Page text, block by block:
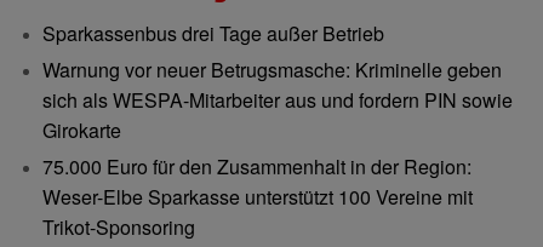
Sparkassenbus drei Tage außer Betrieb
Warnung vor neuer Betrugsmasche: Kriminelle geben
sich als WESPA-Mitarbeiter aus und fordern PIN sowie
Girokarte
75.000 Euro für den Zusammenhalt in der Region:
Weser-Elbe Sparkasse unterstützt 100 Vereine mit
Trikot-Sponsoring